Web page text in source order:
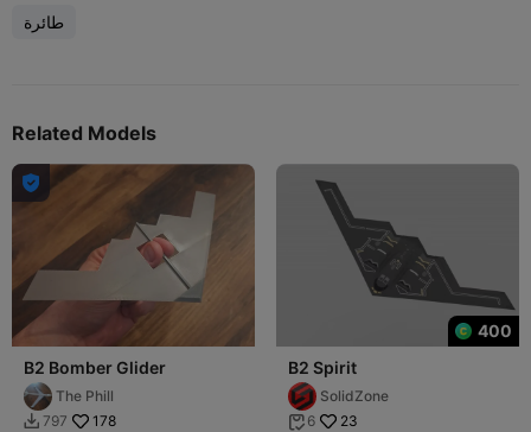
الحريرية الطباعة الفنية الطباعة الحيوانية الطباعة ثلاثية الأبعاد طباعة
النوم وقت النوم
طائرة
Related Models

B2 Bomber Glider
The Phill
 797 178
400
B2 Spirit
SolidZone
 6 23